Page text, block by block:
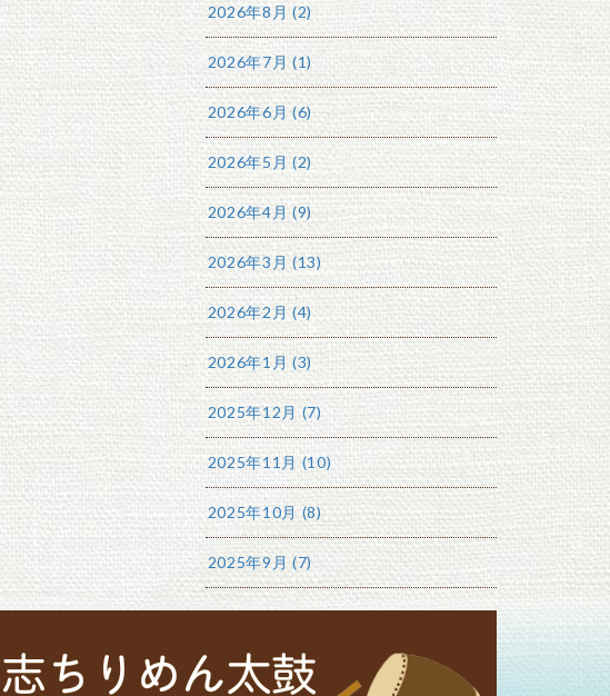
2026年8月 (2)
2026年7月 (1)
2026年6月 (6)
2026年5月 (2)
2026年4月 (9)
2026年3月 (13)
2026年2月 (4)
2026年1月 (3)
2025年12月 (7)
2025年11月 (10)
2025年10月 (8)
2025年9月 (7)